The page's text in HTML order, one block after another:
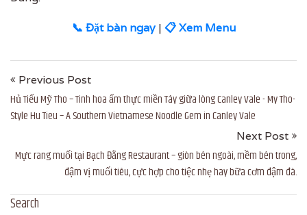
📞 Đặt bàn ngay| 📋 Xem Menu
Previous Post
Hủ Tiếu Mỹ Tho – Tinh hoa ẩm thực miền Tây giữa lòng Canley Vale - My Tho-
Style Hu Tieu – A Southern Vietnamese Noodle Gem in Canley Vale
Next Post
Mực rang muối tại Bạch Đằng Restaurant – giòn bên ngoài, mềm bên trong,
đậm vị muối tiêu, cực hợp cho tiệc nhẹ hay bữa cơm đậm đà.
Search